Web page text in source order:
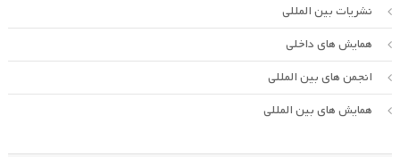
نشریات بین المللی
همایش های داخلی
انجمن های بین المللی
همایش های بین المللی